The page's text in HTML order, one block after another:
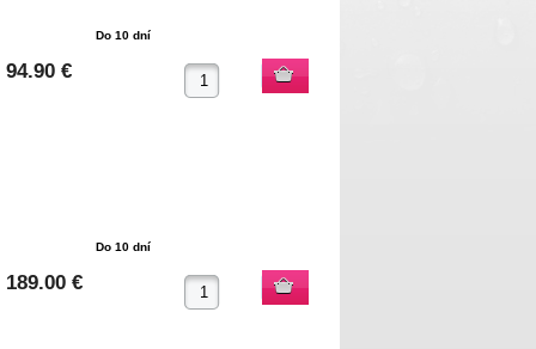
Do 10 dní
94.90 €
Do 10 dní
189.00 €